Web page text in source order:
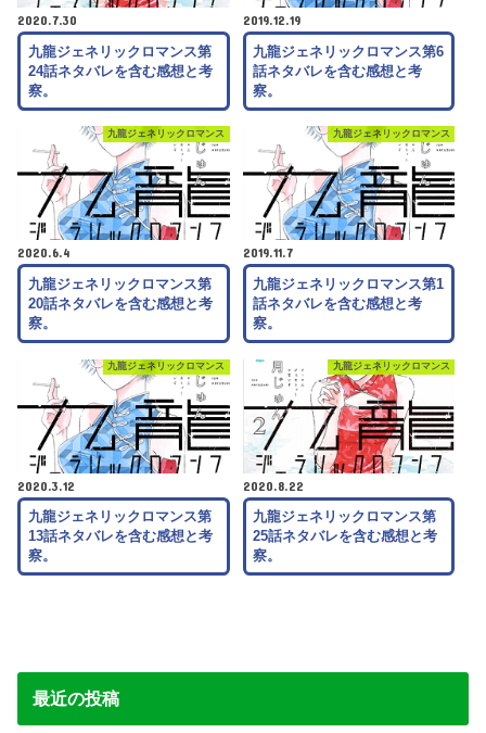
2020.7.30
九龍ジェネリックロマンス第
24話ネタバレを含む感想と考
察。
2019.12.19
九龍ジェネリックロマンス第6
話ネタバレを含む感想と考
察。
九龍ジェネリックロマンス
2020.6.4
九龍ジェネリックロマンス第
20話ネタバレを含む感想と考
察。
九龍ジェネリックロマンス
2019.11.7
九龍ジェネリックロマンス第1
話ネタバレを含む感想と考
察。
九龍ジェネリックロマンス
2020.3.12
九龍ジェネリックロマンス第
13話ネタバレを含む感想と考
察。
九龍ジェネリックロマンス
2020.8.22
九龍ジェネリックロマンス第
25話ネタバレを含む感想と考
察。
最近の投稿